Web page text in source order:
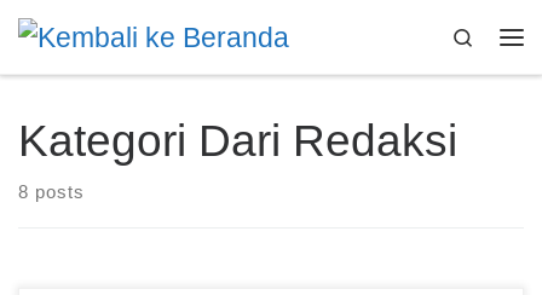
Skip to content
Search
Kategori Dari Redaksi
8 posts